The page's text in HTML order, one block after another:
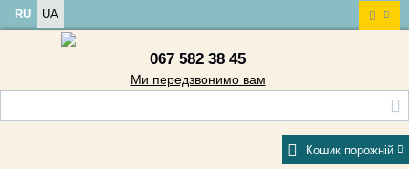
RU UA
067 582 38 45
Ми передзвонимо вам
Кошик порожній